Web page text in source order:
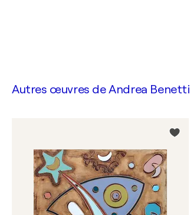
Autres œuvres deAndrea Benetti